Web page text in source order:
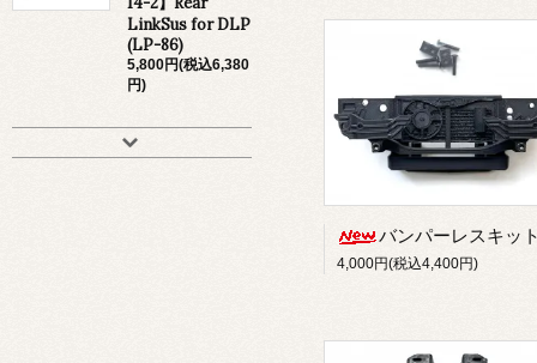
バンパーレスキッ
4,000円(税込4,400円)
LinkSus for DLP
(LP-86)
5,800円(税込6,380
円)